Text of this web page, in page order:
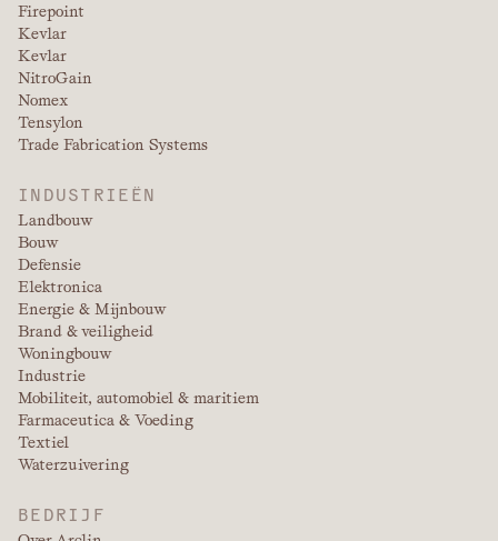
Firepoint
Kevlar
Kevlar
NitroGain
Nomex
Tensylon
Trade Fabrication Systems
INDUSTRIEËN
Landbouw
Bouw
Defensie
Elektronica
Energie & Mijnbouw
Brand & veiligheid
Woningbouw
Industrie
Mobiliteit, automobiel & maritiem
Farmaceutica & Voeding
Textiel
Waterzuivering
BEDRIJF